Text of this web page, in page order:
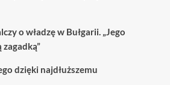
o władzę w Bułgarii. „Jego
dzięki najdłuższemu